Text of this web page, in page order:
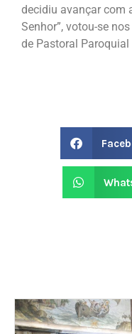
decidiu avançar com
Senhor”, votou-se
de Pastoral Paroquial